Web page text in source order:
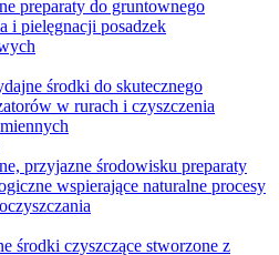
preparaty do gruntownego
i pielęgnacji posadzek
środki do skutecznego
w rurach i czyszczenia
przyjazne środowisku preparaty
wspierające naturalne procesy
środki czyszczące stworzone z